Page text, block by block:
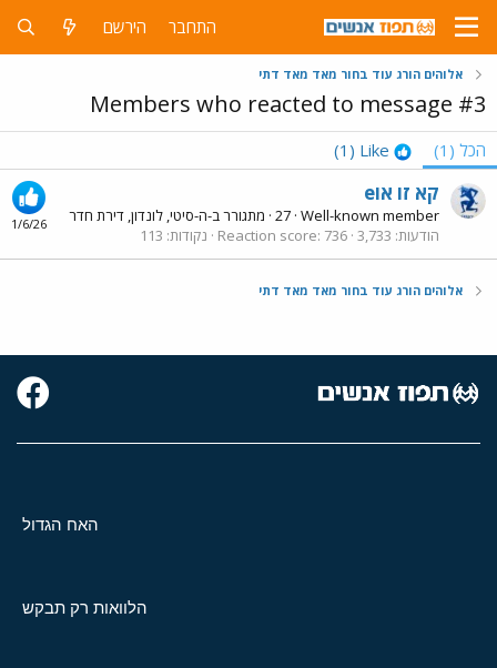
התחבר הירשם
אלוהים הורג עוד בחור מאד מאד דתי
Members who reacted to message #3
הכל (1)
Like
(1)
1/6/26
eקא זו או
Well-known member
·
· מתגורר ב-ה-סיטי, לונדון, דירת חדר
הודעות 3,733
Reaction score 736 נקודות 113
אלוהים הורג עוד בחור מאד מאד דתי
האח הגדול
הלוואות רק תבקש